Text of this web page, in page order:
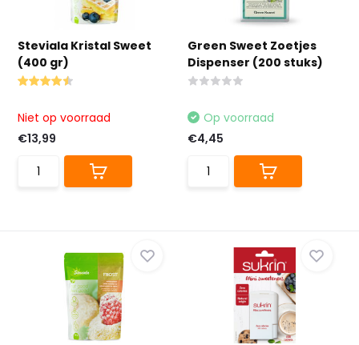
Steviala Kristal Sweet
(400 gr)
Niet op voorraad
€13,99
Green Sweet Zoetjes
Dispenser (200 stuks)
Op voorraad
€4,45